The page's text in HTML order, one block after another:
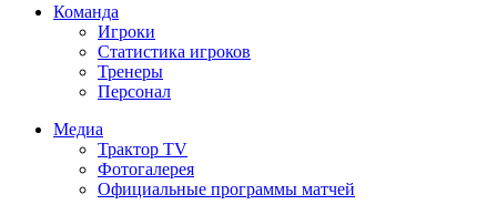
Команда
Игроки
Статистика игроков
Тренеры
Персонал
Медиа
Трактор TV
Фотогалерея
Официальные программы матчей